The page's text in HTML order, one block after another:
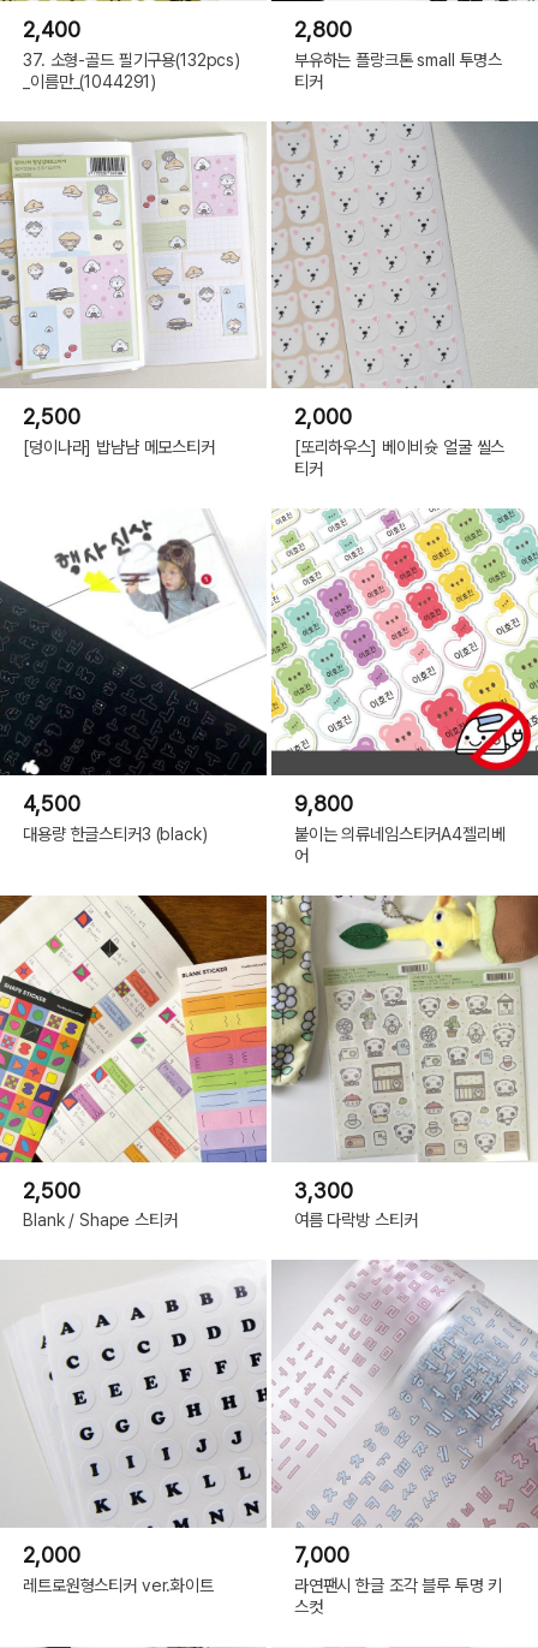
2,400
37. 소형-골드 필기구용(132pcs)
_이름만_(1044291)
2,800
부유하는 플랑크톤 small 투명스
티커
2,500
[덩이나라] 밥냠냠 메모스티커
2,000
[또리하우스] 베이비슛 얼굴 씰스
티커
4,500
대용량 한글스티커3 (black)
9,800
붙이는 의류네임스티커A4젤리베
어
2,500
Blank / Shape 스티커
3,300
여름 다락방 스티커
2,000
레트로원형스티커 ver.화이트
7,000
라연팬시 한글 조각 블루 투명 키
스컷